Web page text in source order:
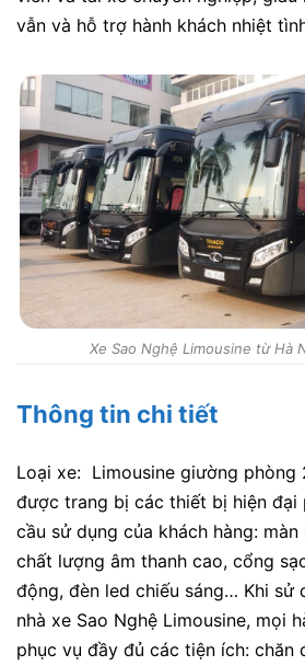
vẫn và hỗ trợ hành khách nhiệt
Xe Sao Nghệ Limousine từ Hà
Thông tin chi tiết
Loại xe: Limousine giường phòng
được trang bị các thiết bị hiện đại
cầu sử dụng của khách hàng: màn
chất lượng âm thanh cao, cổng
động, đèn led chiếu sáng… Khi sử
nhà xe Sao Nghệ Limousine, mọi
phục vụ đầy đủ các tiện ích: chăn